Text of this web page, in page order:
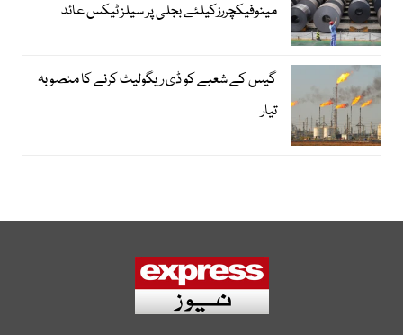
مینوفیکچررزکیلئے بجلی پر سیلز ٹیکس عائد
گیس کے شعبے کو ڈی ریگولیٹ کرنے کا منصوبہ
تیار